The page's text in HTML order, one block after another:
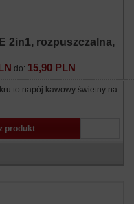
2in1, rozpuszczalna,
do: 15,90 PLN
to napój kawowy świetny na
produkt